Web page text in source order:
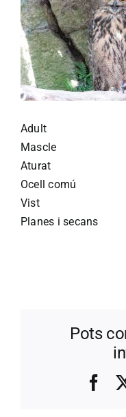
Adult
Mascle
Aturat
Ocell comú
Vist
Planes i secans
Pots